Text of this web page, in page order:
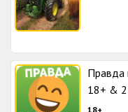
Правда
18+ &
18+